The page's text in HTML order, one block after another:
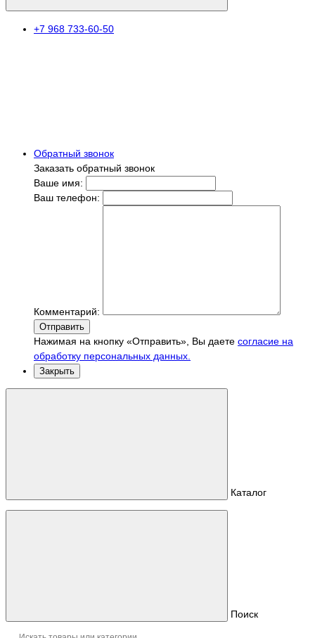
+7 968 733-60-50
Обратный звонок
Заказать обратный звонок
Ваше имя:
Ваш телефон:
Комментарий:
Отправить
Нажимая на кнопку «Отправить», Вы даете согласие на
обработку персональных данных.
Закрыть
Каталог
Поиск